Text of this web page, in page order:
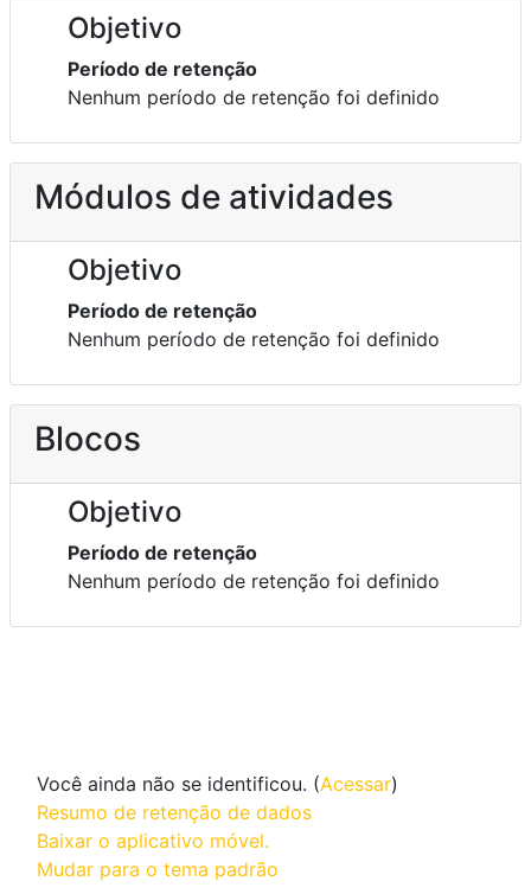
Objetivo
Período de retenção
Nenhum período de retenção foi definido
Módulos de atividades
Objetivo
Período de retenção
Nenhum período de retenção foi definido
Blocos
Objetivo
Período de retenção
Nenhum período de retenção foi definido
Você ainda não se identificou. (Acessar)
Resumo de retenção de dados
Baixar o aplicativo móvel.
Mudar para o tema padrão